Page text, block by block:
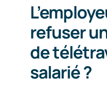
refuser
de
salarié ?